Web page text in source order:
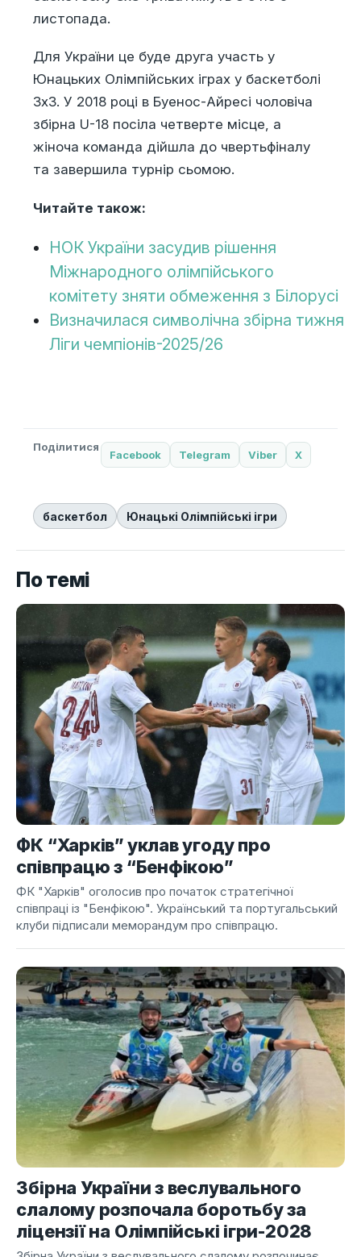
листопада.
Для України це буде друга участь у
Юнацьких Олімпійських іграх у баскетболі
3х3. У 2018 році в Буенос-Айресі чоловіча
збірна U-18 посіла четверте місце, а
жіноча команда дійшла до чвертьфіналу
та завершила турнір сьомою.
Читайте також:
НОК України засудив рішення
Міжнародного олімпійського
комітету зняти обмеження з Білорусі
Визначилася символічна збірна тижня
Ліги чемпіонів-2025/26
Поділитися
Facebook Telegram Viber X
баскетбол Юнацькі Олімпійські ігри
По темі
ФК “Харків” уклав угоду про
співпрацю з “Бенфікою”
ФК "Харків" оголосив про початок стратегічної
співпраці із "Бенфікою". Український та португальський
клуби підписали меморандум про співпрацю.
Збірна України з веслувального
слалому розпочала боротьбу за
ліцензії на Олімпійські ігри-2028